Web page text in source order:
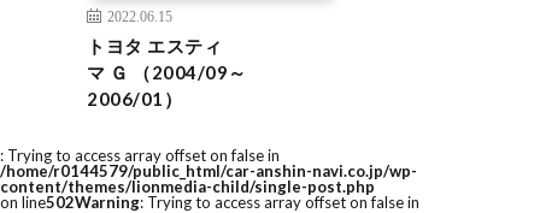
2022.06.15
トヨタ エスティ
マ Ｇ （2004/09～
2006/01）
: Trying to access array offset on false in
/home/r0144579/public_html/car-anshin-navi.co.jp/wp-
content/themes/lionmedia-child/single-post.php
on line502Warning: Trying to access array offset on false in